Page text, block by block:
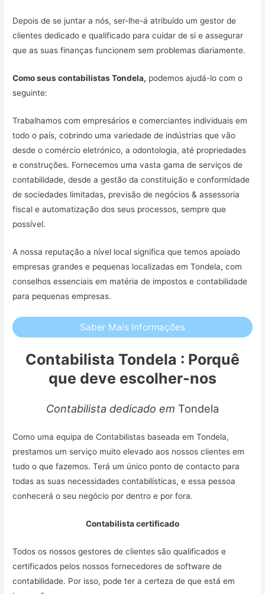
Depois de se juntar a nós, ser-lhe-á atribuído um gestor de
clientes dedicado e qualificado para cuidar de si e assegurar
que as suas finanças funcionem sem problemas diariamente.
Como seus contabilistas Tondela, podemos ajudá-lo com o
seguinte:
Trabalhamos com empresários e comerciantes individuais em
todo o país, cobrindo uma variedade de indústrias que vão
desde o comércio eletrónico, a odontologia, até propriedades
e construções. Fornecemos uma vasta gama de serviços de
contabilidade, desde a gestão da constituição e conformidade
de sociedades limitadas, previsão de negócios & assessoria
fiscal e automatização dos seus processos, sempre que
possível.
A nossa reputação a nível local significa que temos apoiado
empresas grandes e pequenas localizadas em Tondela, com
conselhos essenciais em matéria de impostos e contabilidade
para pequenas empresas.
Saber Mais Informações
Contabilista Tondela : Porquê
que deve escolher-nos
Contabilista dedicado em Tondela
Como uma equipa de Contabilistas baseada em Tondela,
prestamos um serviço muito elevado aos nossos clientes em
tudo o que fazemos. Terá um único ponto de contacto para
todas as suas necessidades contabilísticas, e essa pessoa
conhecerá o seu negócio por dentro e por fora.
Contabilista certificado
Todos os nossos gestores de clientes são qualificados e
certificados pelos nossos fornecedores de software de
contabilidade. Por isso, pode ter a certeza de que está em